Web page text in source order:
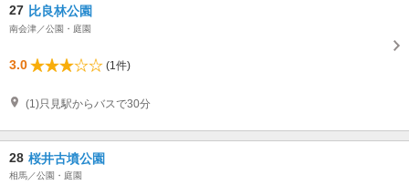
27 比良林公園
南会津／公園・庭園
3.0 (1件)
(1)只見駅からバスで30分
28 桜井古墳公園
相馬／公園・庭園